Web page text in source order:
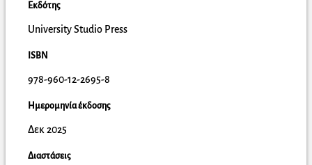
Εκδότης
University Studio Press
ISBN
978-960-12-2695-8
Ημερομηνία έκδοσης
Δεκ 2025
Διαστάσεις